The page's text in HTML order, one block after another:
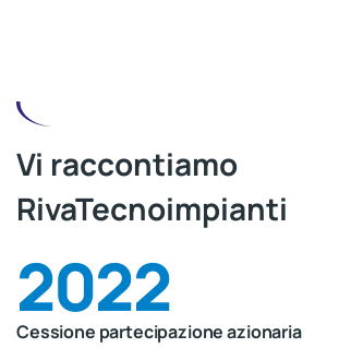
Vi raccontiamo
RivaTecnoimpianti
Cessione partecipazione azionaria
2022